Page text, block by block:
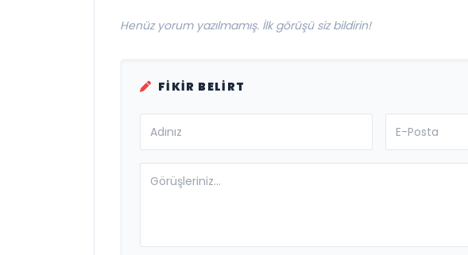
Henüz yorum yazılmamış. İlk görüşü siz bildirin!
FIKIR BELIRT